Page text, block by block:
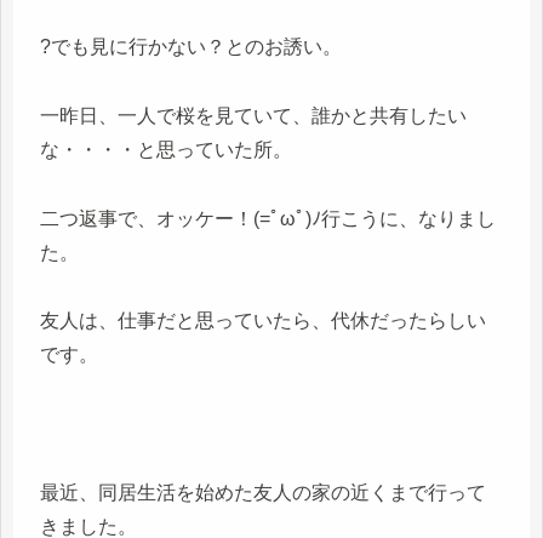
?でも見に行かない？とのお誘い。
一昨日、一人で桜を見ていて、誰かと共有したい
な・・・・と思っていた所。
二つ返事で、オッケー！(=ﾟωﾟ)ﾉ行こうに、なりまし
た。
友人は、仕事だと思っていたら、代休だったらしい
です。
最近、同居生活を始めた友人の家の近くまで行って
きました。